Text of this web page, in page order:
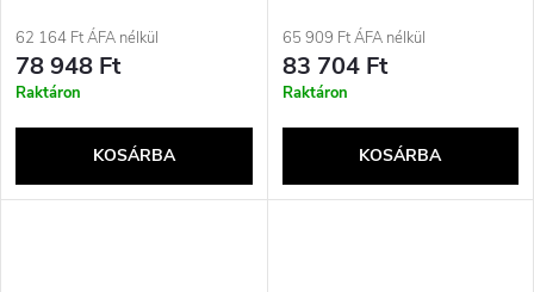
62 164 Ft ÁFA nélkül
78 948 Ft
Raktáron
KOSÁRBA
65 909 Ft ÁFA nélkül
83 704 Ft
Raktáron
KOSÁRBA